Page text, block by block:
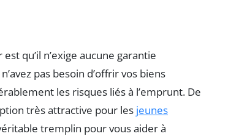
qu’il n’exige aucune garantie
pas besoin d’offrir vos biens
les risques liés à l’emprunt. De
très attractive pour les jeunes
tremplin pour vous aider à